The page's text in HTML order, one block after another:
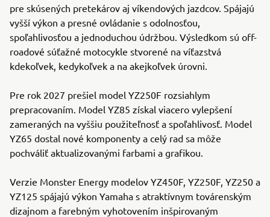
pre skúsených pretekárov aj víkendových jazdcov. Spájajú
vyšší výkon a presné ovládanie s odolnosťou,
spoľahlivosťou a jednoduchou údržbou. Výsledkom sú off-
roadové súťažné motocykle stvorené na víťazstvá
kdekoľvek, kedykoľvek a na akejkoľvek úrovni.
Pre rok 2027 prešiel model YZ250F rozsiahlym
prepracovaním. Model YZ85 získal viacero vylepšení
zameraných na vyššiu použiteľnosť a spoľahlivosť. Model
YZ65 dostal nové komponenty a celý rad sa môže
pochváliť aktualizovanými farbami a grafikou.
Verzie Monster Energy modelov YZ450F, YZ250F, YZ250 a
YZ125 spájajú výkon Yamaha s atraktívnym továrenským
dizajnom a farebným vyhotovením inšpirovaným